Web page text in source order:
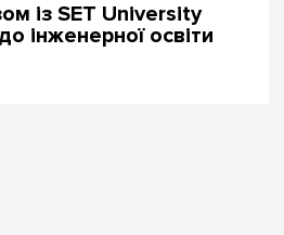
із SET University
інженерної освіти